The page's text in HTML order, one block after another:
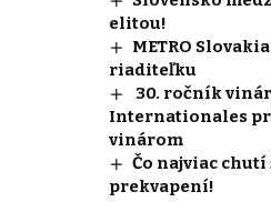
elitou!
METRO
riaditeľku
30. ročník
Internationales
vinárom
Čo najviac
prekvapení!